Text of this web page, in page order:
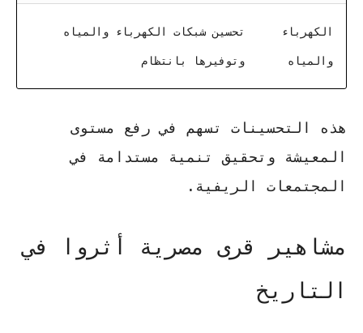
الكهرباء
والمياه
تحسين شبكات الكهرباء والمياه
وتوفيرها بانتظام
هذه التحسينات تسهم في رفع مستوى
المعيشة وتحقيق تنمية مستدامة في
المجتمعات الريفية.
مشاهير قرى مصرية أثروا في
التاريخ